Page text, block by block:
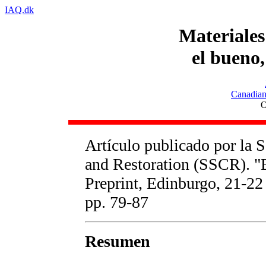
IAQ.dk
el
Artículo publicado por la
and Restoration (SSCR).
Preprint, Edinburgo, 21-
pp. 79-87
Resumen